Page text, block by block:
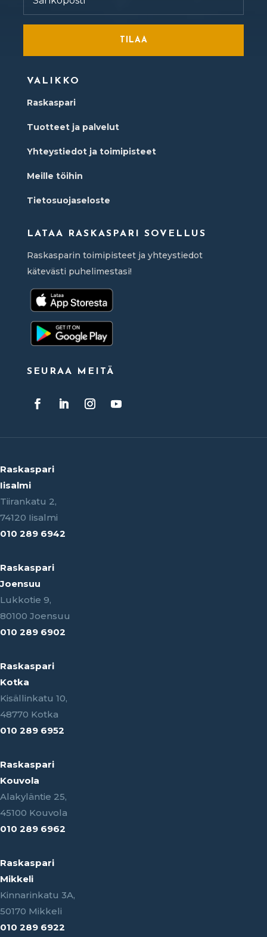
TILAA
VALIKKO
Raskaspari
Tuotteet ja palvelut
Yhteystiedot ja toimipisteet
Meille töihin
Tietosuojaseloste
LATAA RASKASPARI SOVELLUS
Raskasparin toimipisteet ja yhteystiedot
kätevästi puhelimestasi!
SEURAA MEITÄ
Raskaspari
Iisalmi
Tiirankatu 2,
74120 Iisalmi
010 289 6942
Raskaspari
Joensuu
Lukkotie 9,
80100 Joensuu
010 289 6902
Raskaspari
Kotka
Kisällinkatu 10,
48770 Kotka
010 289 6952
Raskaspari
Kouvola
Alakyläntie 25,
45100 Kouvola
010 289 6962
Raskaspari
Mikkeli
Kinnarinkatu 3A,
50170 Mikkeli
010 289 6922